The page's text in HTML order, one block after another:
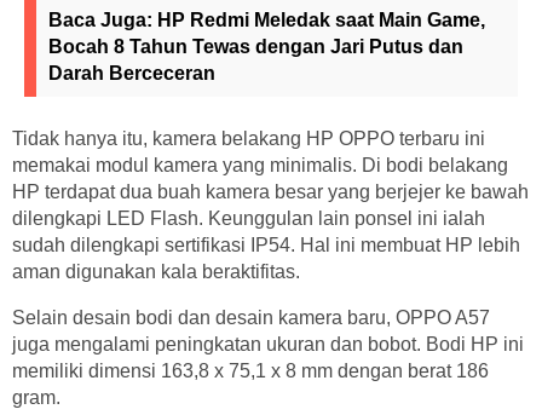
Baca Juga: HP Redmi Meledak saat Main Game,
Bocah 8 Tahun Tewas dengan Jari Putus dan
Darah Berceceran
Tidak hanya itu, kamera belakang HP OPPO terbaru ini
memakai modul kamera yang minimalis. Di bodi belakang
HP terdapat dua buah kamera besar yang berjejer ke bawah
dilengkapi LED Flash. Keunggulan lain ponsel ini ialah
sudah dilengkapi sertifikasi IP54. Hal ini membuat HP lebih
aman digunakan kala beraktifitas.
Selain desain bodi dan desain kamera baru, OPPO A57
juga mengalami peningkatan ukuran dan bobot. Bodi HP ini
memiliki dimensi 163,8 x 75,1 x 8 mm dengan berat 186
gram.